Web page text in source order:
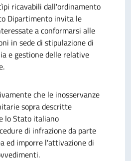
ricavabili dall'ordinamento
Dipartimento invita le
a conformarsi alle
in sede di stipulazione di
e gestione delle relative
che le inosservanze
sopra descritte
lo Stato italiano
di infrazione da parte
ed imporre l'attivazione di